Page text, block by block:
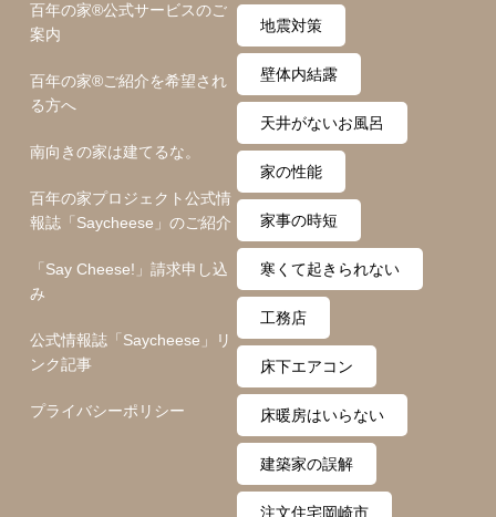
百年の家®️公式サービスのご
案内
百年の家®️ご紹介を希望され
る方へ
南向きの家は建てるな。
百年の家プロジェクト公式情
報誌「Saycheese」のご紹介
「Say Cheese!」請求申し込
み
公式情報誌「Saycheese」リ
ンク記事
プライバシーポリシー
い
地震対策
壁体内結露
天井がないお風呂
家の性能
家事の時短
寒くて起きられない
工務店
床下エアコン
床暖房はいらない
建築家の誤解
注文住宅岡崎市